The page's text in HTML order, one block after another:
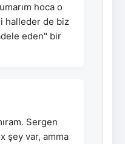
hoca o
halleder de biz
eden" bir
Sergen
şey var, amma